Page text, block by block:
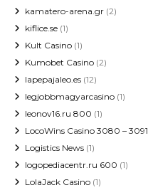
kamatero-arena.gr (2)
kiflice.se (1)
Kult Casino (1)
Kumobet Casino (2)
lapepajaleo.es (12)
legjobbmagyarcasino (1)
leonov16.ru 800 (1)
LocoWins Casino 3080 – 3091
Logistics News (1)
logopediacentr.ru 600 (1)
LolaJack Casino (1)